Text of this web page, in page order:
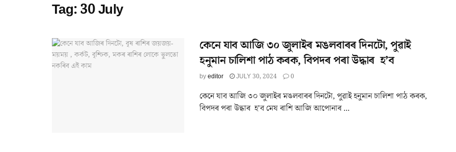
Tag:30 July
কেনে যাব আজি ৩০ জুলাইৰ মঙলবাৰৰ দিনটো, পুৱাই
হনুমান চালিশা পাঠ কৰক, বিপদৰ পৰা উদ্ধাৰ হ’ব
byeditor JULY 30, 2024 0
কেনে যাব আজি ৩০ জুলাইৰ মঙলবাৰৰ দিনটো, পুৱাই হনুমান চালিশা পাঠ কৰক,
বিপদৰ পৰা উদ্ধাৰ হ'ব মেষ ৰাশি আজি আপোনাৰ ...